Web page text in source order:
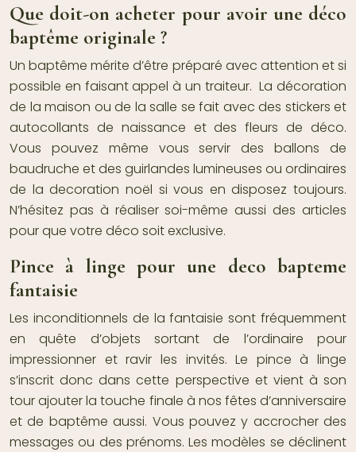
Que doit-on acheter pour avoir une déco
baptême originale ?
Un baptême mérite d’être préparé avec attention et si
possible en faisant appel à un traiteur. La décoration
de la maison ou de la salle se fait avec des stickers et
autocollants de naissance et desfleurs de déco.
Vous pouvez même vous servirdes ballons de
baudruche et des guirlandes lumineuses ou ordinaires
de ladecoration noël si vous en disposez toujours.
N’hésitez pas à réaliser soi-même aussi des articles
pour que votre déco soit exclusive.
Pince à linge pour une deco bapteme
fantaisie
Les inconditionnels de la fantaisie sont fréquemment
en quête d’objets sortant de l’ordinaire pour
impressionner et ravir les invités. Le pince à linge
s’inscrit donc dans cette perspective et vient à son
tour ajouter la touche finale à nos fêtes d’anniversaire
et de baptême aussi. Vous pouvez y accrocher des
messages ou des prénoms. Les modèles se déclinent